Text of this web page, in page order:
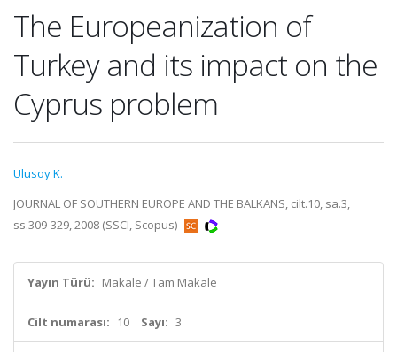
The Europeanization of
Turkey and its impact on the
Cyprus problem
Ulusoy K.
JOURNAL OF SOUTHERN EUROPE AND THE BALKANS, cilt.10, sa.3,
ss.309-329, 2008 (SSCI, Scopus)
Yayın Türü: Makale / Tam Makale
Cilt numarası: 10 Sayı: 3